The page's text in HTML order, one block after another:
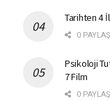
Tarihten 4
0
Psikoloji
7 Film
0